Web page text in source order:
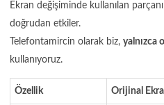
Ekran değişiminde kullanılan
doğrudan etkiler.
Telefontamircin olarak biz, yalnızca
kullanıyoruz.
Özellik Orijinal